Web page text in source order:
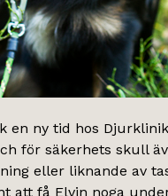
ny tid hos
för säkerhets skull
eller liknande av
få Elvin noga